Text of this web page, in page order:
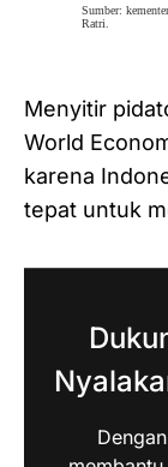
Menyitir
World
karena
tepat untuk